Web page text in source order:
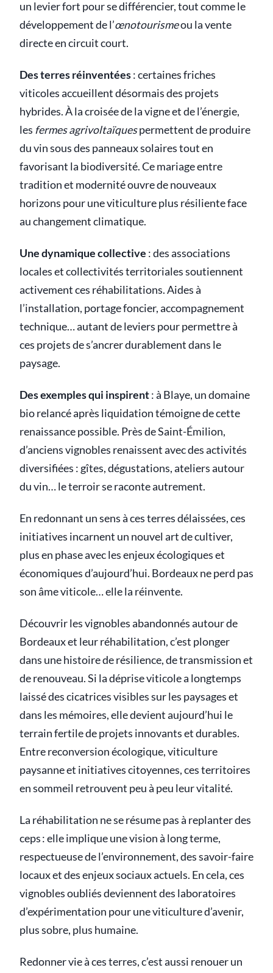
un levier fort pour se différencier, tout comme le
développement de l’œnotourismeou la vente
directe en circuit court.
Des terres réinventées: certaines friches
viticoles accueillent désormais des projets
hybrides. À la croisée de la vigne et de l’énergie,
les fermes agrivoltaïquespermettent de produire
du vin sous des panneaux solaires tout en
favorisant la biodiversité. Ce mariage entre
tradition et modernité ouvre de nouveaux
horizons pour une viticulture plus résiliente face
au changement climatique.
Une dynamique collective : des associations
locales et collectivités territoriales soutiennent
activement ces réhabilitations. Aides à
l’installation, portage foncier, accompagnement
technique… autant de leviers pour permettre à
ces projets de s’ancrer durablement dans le
paysage.
Des exemples qui inspirent: à Blaye, un domaine
bio relancé après liquidation témoigne de cette
renaissance possible. Près de Saint-Émilion,
d’anciens vignobles renaissent avec des activités
diversifiées : gîtes, dégustations, ateliers autour
du vin… le terroir se raconte autrement.
En redonnant un sens à ces terres délaissées, ces
initiatives incarnent un nouvel art de cultiver,
plus en phase avec les enjeux écologiques et
économiques d’aujourd’hui. Bordeaux ne perd pas
son âme viticole… elle la réinvente.
Découvrir les vignobles abandonnés autour de
Bordeaux et leur réhabilitation, c’est plonger
dans une histoire de résilience, de transmission et
de renouveau. Si la déprise viticole a longtemps
laissé des cicatrices visibles sur les paysages et
dans les mémoires, elle devient aujourd’hui le
terrain fertile de projets innovants et durables.
Entre reconversion écologique, viticulture
paysanne et initiatives citoyennes, ces territoires
en sommeil retrouvent peu à peu leur vitalité.
La réhabilitation ne se résume pas à replanter des
ceps : elle implique une vision à long terme,
respectueuse de l’environnement, des savoir-faire
locaux et des enjeux sociaux actuels. En cela, ces
vignobles oubliés deviennent des laboratoires
d’expérimentation pour une viticulture d’avenir,
plus sobre, plus humaine.
Redonner vie à ces terres, c’est aussi renouer un